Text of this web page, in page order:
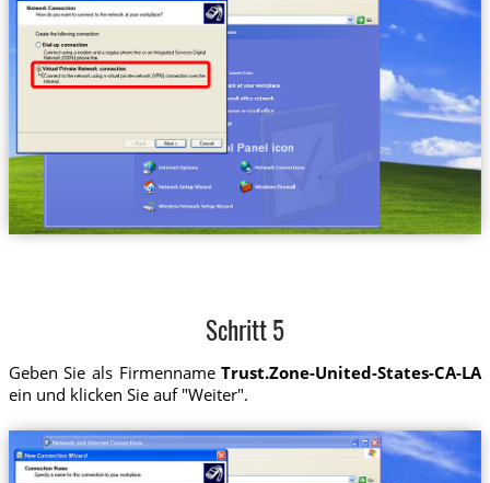
Schritt 5
Geben Sie als FirmennameTrust.Zone-United-States-CA-LA
ein und klicken Sie auf "Weiter".